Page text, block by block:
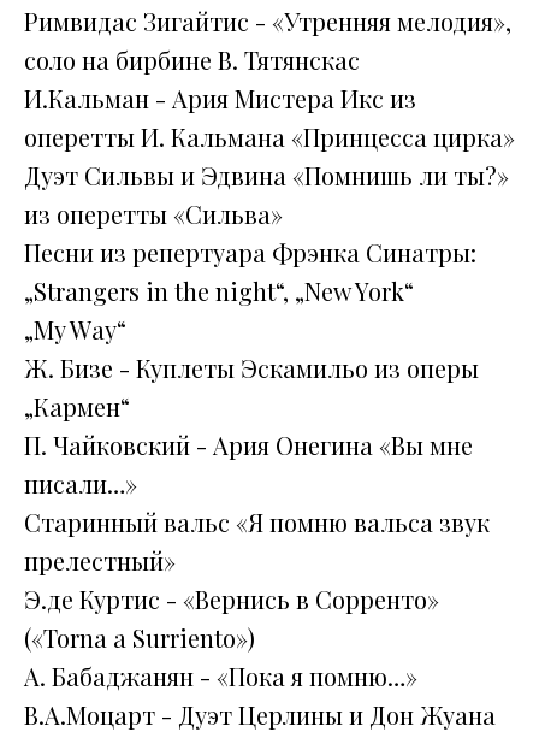
Римвидас Зигайтис - «Утренняя мелодия»,
соло на бирбине В. Тятянскас
И.Кальман - Ария Мистера Икс из
оперетты И. Кальмана «Принцесса цирка»
Дуэт Сильвы и Эдвина «Помнишь ли ты?»
из оперетты «Сильва»
Песни из репертуара Фрэнка Синатры:
„Strangers in the night“, „New York“
„My Wаy“
Ж. Бизе - Куплеты Эскамильо из оперы
„Кармен“
П. Чайковский - Ария Онегина «Вы мне
писали…»
Старинный вальс «Я помню вальса звук
прелестный»
Э.де Куртис - «Вернись в Сорренто»
(«Torna a Surriento»)
А. Бабаджанян - «Пока я помню…»
В.А.Моцарт - Дуэт Церлины и Дон Жуана